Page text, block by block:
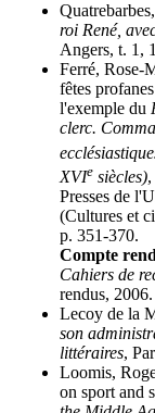
roi René,
Angers, t. 1,
Ferré, Rose-
fêtes
l'exemple du
clerc.
XVIe siècles)
Presses de
(Cultures et
p. 351-370.
Compte
Cahiers de
rendus, 2006.
Lecoy de la
son
littéraires,
Loomis,
on sport and